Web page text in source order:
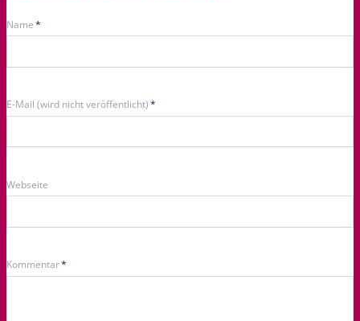
Pflichtfeld
Name*
Pflichtfeld
E-Mail (wird nicht veröffentlicht)*
Webseite
Pflichtfeld
Kommentar*